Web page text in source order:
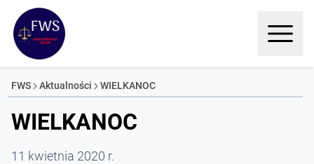
FWS Aktualności WIELKANOC
WIELKANOC
11 kwietnia 2020 r.